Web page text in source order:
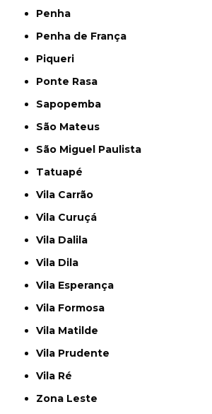
Penha
Penha de França
Piqueri
Ponte Rasa
Sapopemba
São Mateus
São Miguel Paulista
Tatuapé
Vila Carrão
Vila Curuçá
Vila Dalila
Vila Dila
Vila Esperança
Vila Formosa
Vila Matilde
Vila Prudente
Vila Ré
Zona Leste